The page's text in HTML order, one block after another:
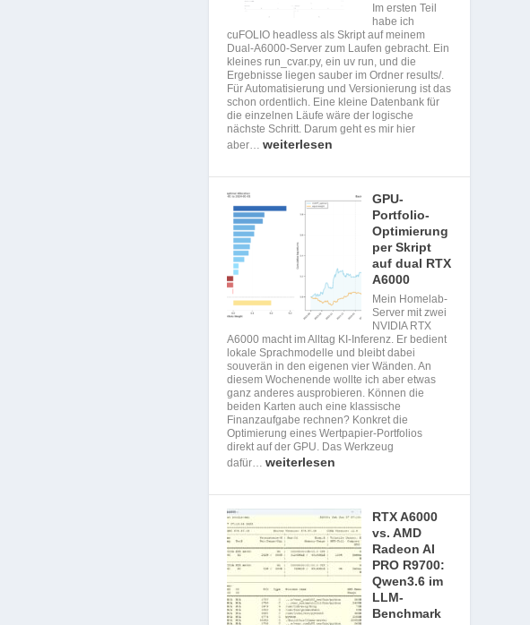
Im ersten Teil
habe ich
cuFOLIO headless als Skript auf meinem
Dual-A6000-Server zum Laufen gebracht. Ein
kleines run_cvar.py, ein uv run, und die
Ergebnisse liegen sauber im Ordner results/.
Für Automatisierung und Versionierung ist das
schon ordentlich. Eine kleine Datenbank für
die einzelnen Läufe wäre der logische
nächste Schritt. Darum geht es mir hier
aber…weiterlesen
GPU-
Portfolio-
Optimierung
per Skript
auf dual RTX
A6000
Mein Homelab-
Server mit zwei
NVIDIA RTX
A6000 macht im Alltag KI-Inferenz. Er bedient
lokale Sprachmodelle und bleibt dabei
souverän in den eigenen vier Wänden. An
diesem Wochenende wollte ich aber etwas
ganz anderes ausprobieren. Können die
beiden Karten auch eine klassische
Finanzaufgabe rechnen? Konkret die
Optimierung eines Wertpapier-Portfolios
direkt auf der GPU. Das Werkzeug
dafür…weiterlesen
RTX A6000
vs. AMD
Radeon AI
PRO R9700:
Qwen3.6 im
LLM-
Benchmark